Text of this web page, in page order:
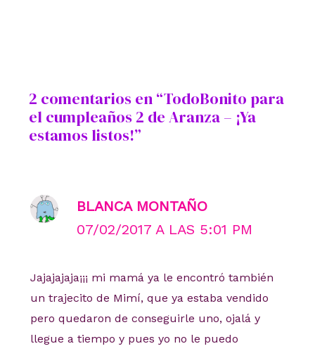
2 comentarios en “TodoBonito para
el cumpleaños 2 de Aranza – ¡Ya
estamos listos!”
BLANCA MONTAÑO
07/02/2017 A LAS 5:01 PM
Jajajajaja¡¡¡ mi mamá ya le encontró también
un trajecito de Mimí, que ya estaba vendido
pero quedaron de conseguirle uno, ojalá y
llegue a tiempo y pues yo no le puedo